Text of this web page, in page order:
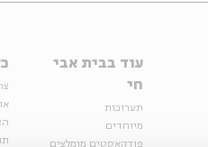
עוד בבית אבי
חי
תערוכות
מיוחדים
פודקאסטים מומלצים